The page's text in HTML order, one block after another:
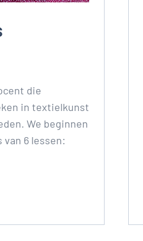
die
in textielkunst
We beginnen
6 lessen: